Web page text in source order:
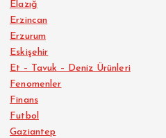
Elazığ
Erzincan
Erzurum
Eskişehir
Et – Tavuk – Deniz Ürünleri
Fenomenler
Finans
Futbol
Gaziantep